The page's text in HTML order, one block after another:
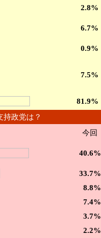
2.8%
6.7%
0.9%
7.5%
81.9%
持政党は？
今回
40.6%
33.7%
8.8%
7.4%
3.7%
2.2%